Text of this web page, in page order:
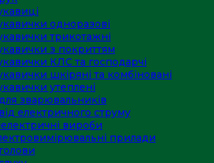
одноразові
трикотажні
з покриттям
КЛС та господарчі
шкіряні та комбіновані
утеплені
зварювальників
електричного струму
вироби
прилади